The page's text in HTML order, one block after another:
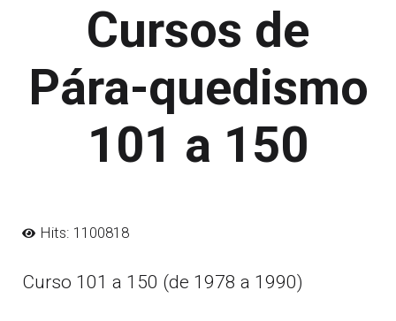
Cursos de
Pára-quedismo
101 a 150
Hits: 1100818
Curso 101 a 150 (de 1978 a 1990)